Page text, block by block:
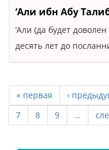
‘Али (да будет
десять лет до
« первая ‹
7
8 9 …